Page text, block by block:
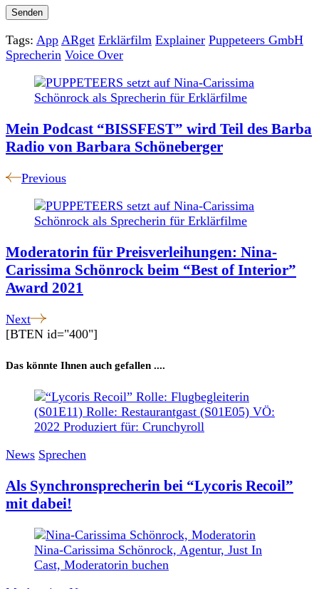
Tags: App ARget Erklärfilm Explainer Puppeteers GmbH
Sprecherin Voice Over
Post
Navigation
Mein Podcast “BISSFEST” wird Teil des Barba
Radio von Barbara Schöneberger
Previous
Moderatorin für Preisverleihungen: Nina-
Carissima Schönrock beim “Best of Interior”
Award 2021
Next
[BTEN id="400"]
Das könnte Ihnen auch gefallen ....
News Sprechen
Als Synchronsprecherin bei “Lycoris Recoil”
mit dabei!